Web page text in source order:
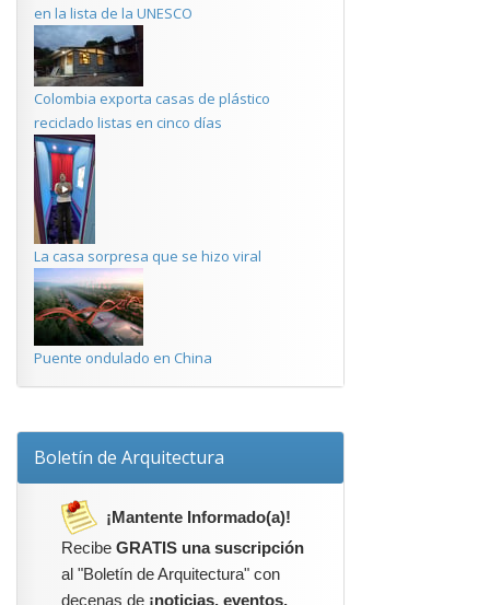
en la lista de la UNESCO
Colombia exporta casas de plástico
reciclado listas en cinco días
La casa sorpresa que se hizo viral
Puente ondulado en China
Boletín de Arquitectura
¡Mantente Informado(a)!
Recibe GRATIS una suscripción
al "Boletín de Arquitectura" con
decenas de ¡noticias, eventos,